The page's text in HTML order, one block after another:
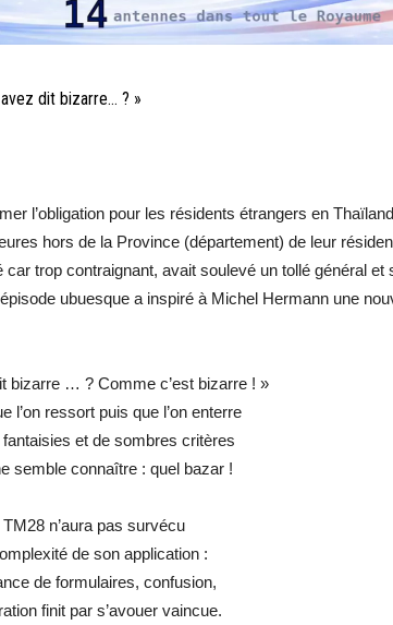
dit bizarre… ? »
l’obligation pour les résidents étrangers en
hors de la Province (département) de leur
car trop contraignant, avait soulevé un tollé général et
ubuesque a inspiré à Michel Hermann une
bizarre … ? Comme c’est bizarre ! »
l’on ressort puis que l’on enterre
et de sombres critères
semble connaître : quel bazar !
TM28 n’aura pas survécu
de son application :
de formulaires, confusion,
finit par s’avouer vaincue.